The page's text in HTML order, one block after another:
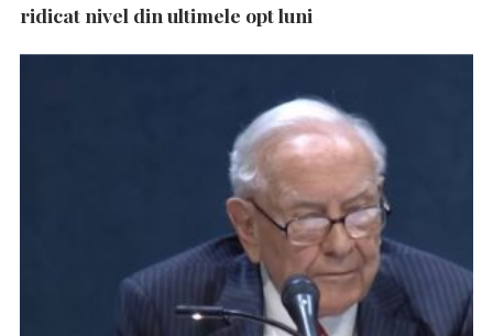
ridicat nivel din ultimele opt luni